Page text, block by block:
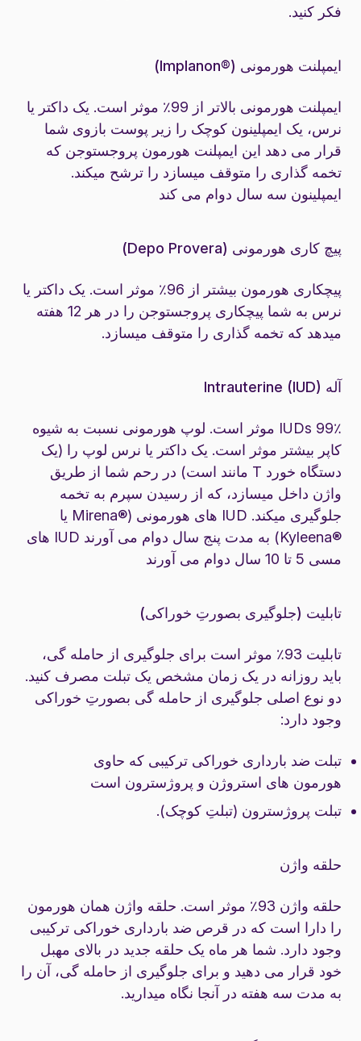
فکر کنید.
ایمپلنت هورمونی (®Implanon)
ایمپلنت هورمونی بالاتر از 99٪ موثر است. یک داکتر یا
نرس، یک ایمپلینون کوچک را زیر پوست بازوی شما
قرار می دهد این ایمپلنت هورمون پروجستوجن که
تخمه گذاری را متوقف میسازد را ترشح میکند.
ایمپلینون سه سال دوام می کند
پیچ کاری هورمونی (Depo Provera)
پیچکاری هورمون بیشتر از 96٪ موثر است. یک داکتر یا
نرس به شما پیچکاری پروجستوجن را در هر 12 هفته
میدهد که تخمه گذاری را متوقف میسازد.
آله Intrauterine (IUD)
IUDs 99٪ موثر است. لوپ هورمونی نسبت به شیوه
کاپر بیشتر موثر است. یک داکتر یا نرس لوپ را (یک
دستگاه خورد T مانند است) در رحم شما از طریق
واژن داخل میسازد، که از رسیدن سپرم به تخمه
جلوگیری میکند. IUD های هورمونی (®Mirena یا
®Kyleena) به مدت پنج سال دوام می آورند IUD های
مسی 5 تا 10 سال دوام می آورند
تابلیت (جلوگیری بصورتِ خوراکی)
تابلیت 93٪ موثر است برای جلوگیری از حامله گی،
باید روزانه در یک زمان مشخص یک تبلت مصرف کنید.
دو نوع اصلی جلوگیری از حامله گی بصورتِ خوراکی
وجود دارد:
تبلت ضد بارداری خوراکی ترکیبی که حاوی
هورمون های استروژن و پروژسترون است
تبلت پروژسترون (تبلتِ کوچک).
حلقه واژن
حلقه واژن 93٪ موثر است. حلقه واژن همان هورمون
را دارا است که در قرص ضد بارداری خوراکی ترکیبی
وجود دارد. شما هر ماه یک حلقه جدید در بالای مهبل
خود قرار می دهید و برای جلوگیری از حامله گی، آن را
به مدت سه هفته در آنجا نگاه میدارید.